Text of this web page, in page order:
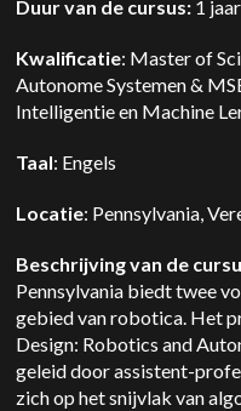
Duur van de cursus: 1 jaar
Kwalificatie: Master of
Autonome Systemen &
Intelligentie en Machine
Taal: Engels
Locatie: Pennsylvania,
Beschrijving van de
Pennsylvania biedt twee
gebied van robotica. Het
Design: Robotics and
geleid door assistent-
zich op het snijvlak van